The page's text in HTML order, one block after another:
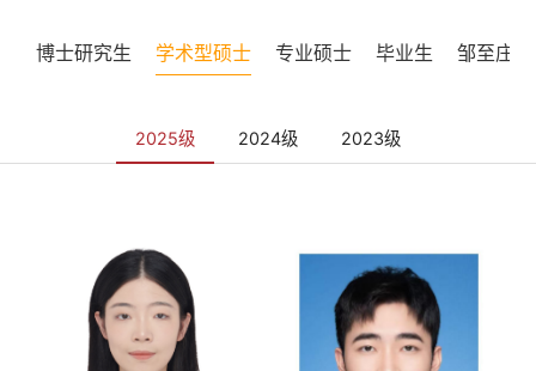
博士研究生 学术型硕士 专业硕士 毕业生 邹至庄班
2025级 2024级 2023级